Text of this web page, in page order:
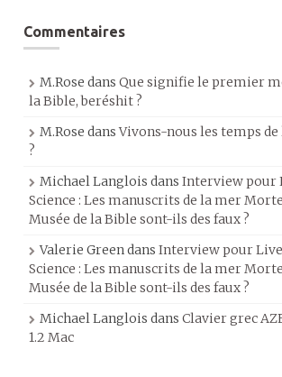
Commentaires
M.Rose dans Que signifie le premier
la Bible, beréshit ?
M.Rose dansVivons-nous les temps
?
Michael Langlois dans Interview pour
Science : Les manuscrits de la mer
Musée de la Bible sont-ils des faux ?
Valerie Greendans Interview pour Live
Science : Les manuscrits de la mer
Musée de la Bible sont-ils des faux ?
Michael Langlois dans Clavier grec
1.2 Mac